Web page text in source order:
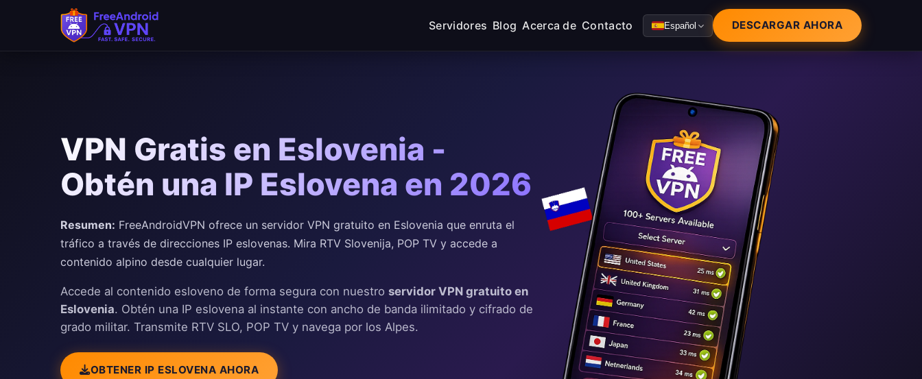
Saltar al contenido principal
Servidores Blog Acerca de Contacto Español DESCARGAR AHORA
VPN Gratis en Eslovenia -
Obtén una IP Eslovena en 2026
Resumen: FreeAndroidVPN ofrece un servidor VPN gratuito en Eslovenia que enruta el
tráfico a través de direcciones IP eslovenas. Mira RTV Slovenija, POP TV y accede a
contenido alpino desde cualquier lugar.
Accede al contenido esloveno de forma segura con nuestro servidor VPN gratuito en
Eslovenia. Obtén una IP eslovena al instante con ancho de banda ilimitado y cifrado de
grado militar. Transmite RTV SLO, POP TV y navega por los Alpes.
OBTENER IP ESLOVENA AHORA